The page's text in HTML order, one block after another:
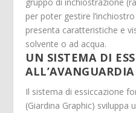
per poter gestire
presenta caratteristiche e
solvente o ad acqua.
UN SISTEMA DI
ALL’AVANGUARDIA
Il sistema di essiccazione
(Giardina Graphic) sviluppa